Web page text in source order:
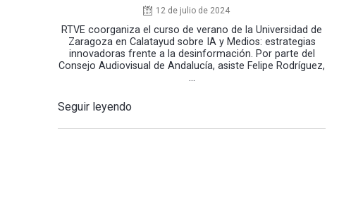
12 de julio de 2024
RTVE coorganiza el curso de verano de la Universidad de
Zaragoza en Calatayud sobre IA y Medios: estrategias
innovadoras frente a la desinformación. Por parte del
Consejo Audiovisual de Andalucía, asiste Felipe Rodríguez,
...
Seguir leyendo